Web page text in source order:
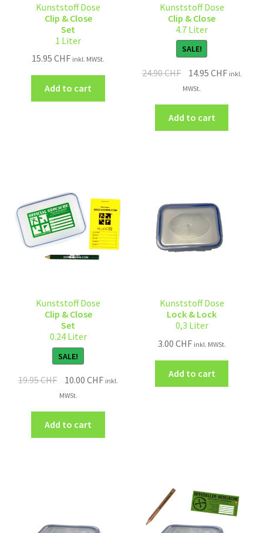
Kunststoff Dose
Clip & Close
Set
1 Liter
15.95CHF inkl. MWSt.
Add to cart
Kunststoff Dose
Clip & Close
4.7 Liter
SALE!
24.90CHF 14.95 CHF inkl.
MWSt.
Add to cart
Kunststoff Dose
Clip & Close
Set
0.24 Liter
SALE!
19.95CHF 10.00CHF inkl.
MWSt.
Add to cart
Kunststoff Dose
Lock & Lock
0,3 Liter
3.00 CHF inkl. MWSt.
Add to cart